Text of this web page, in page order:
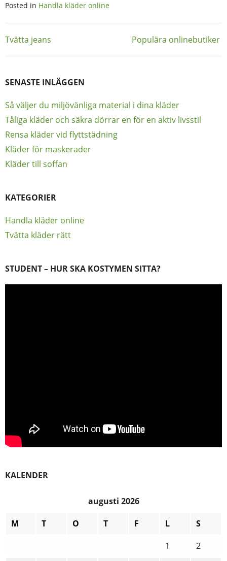
Posted in Handla kläder online
Inläggsnavigering
Tvätta jeans Populära onlinebutiker
SENASTE INLÄGGEN
Så väljer du miljövänliga material i dina kläder
Tåliga kläder och säkra dörrar en för en aktiv livsstil
Rensa kläder vid flyttstädning
Kläder för maskerader
Kläder till soffan
KATEGORIER
Handla kläder online
Tvätta kläder rätt
STUDENT – HUR SKA KOSTYMEN SITTA?
KALENDER
augusti 2026
M
T O T F L
S
1
2